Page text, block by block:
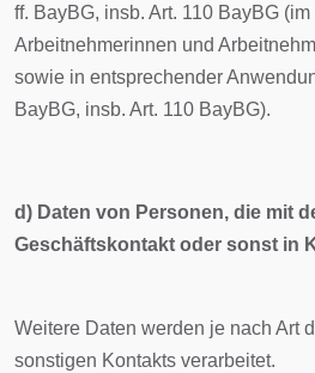
ff. BayBG, insb. Art. 110 BayBG
Arbeitnehmerinnen und
sowie in entsprechender
BayBG, insb. Art. 110 BayBG).
d) Daten von Personen, die mit
Geschäftskontakt oder sonst in
Weitere Daten werden je nach Art
sonstigen Kontakts verarbeitet.